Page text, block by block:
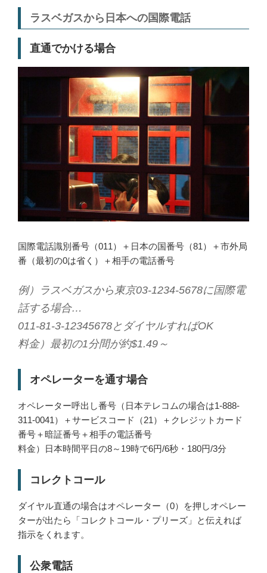
ラスベガスから日本への国際電話
直通でかける場合
国際電話識別番号（011）＋日本の国番号（81）＋市外局
番（最初の0は省く）＋相手の電話番号
例）ラスベガスから東京03-1234-5678に国際電
話する場合…
011-81-3-12345678とダイヤルすればOK
料金）最初の1分間が約$1.49～
オペレーターを通す場合
オペレーター呼出し番号（日本テレコムの場合は1-888-
311-0041）＋サービスコード（21）＋クレジットカード
番号＋暗証番号＋相手の電話番号
料金）日本時間平日の8～19時で6円/6秒・180円/3分
コレクトコール
ダイヤル直通の場合はオペレーター（0）を押しオペレー
ターが出たら「コレクトコール・プリーズ」と伝えれば
指示をくれます。
公衆電話